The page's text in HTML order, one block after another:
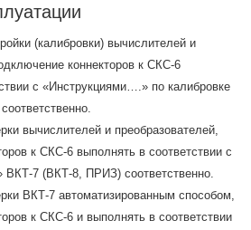
(калибровки) вычислителей и
коннекторов к СКС-6
с «Инструкциями….» по калибровке
вычислителей и преобразователей,
к CКC-6 выполнять в соответствии с
ВКТ-7 (ВКТ-8, ПРИЗ) соответственно.
ВКТ-7 автоматизированным способом,
к CКC-6 и выполнять в соответствии